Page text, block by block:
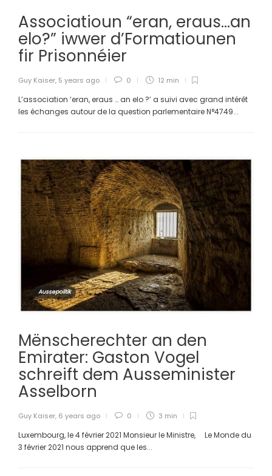
Associatioun “eran, eraus…an
elo?” iwwer d’Formatiounen
fir Prisonnéier
Guy Kaiser, 5 years ago 0 12 min
L’association ‘eran, eraus … an elo ?’ a suivi avec grand intérêt
les échanges autour de la question parlementaire N°4749...
Aussepolitik
Mënscherechter an den
Emirater: Gaston Vogel
schreift dem Ausseminister
Asselborn
Guy Kaiser, 6 years ago 0 3 min
Luxembourg, le 4 février 2021 Monsieur le Ministre, Le Monde du
3 février 2021 nous apprend que les...